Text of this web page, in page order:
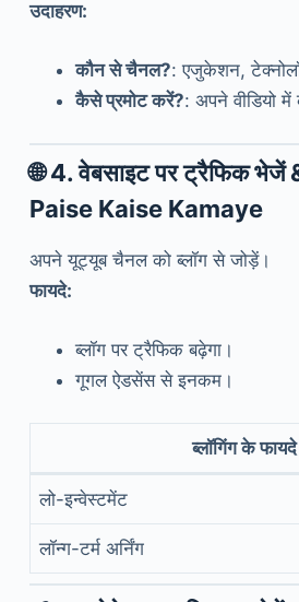
उदाहरण:
कौन से चैनल?: एजुकेशन,
कैसे प्रमोट करें?: अपने वीडियो में
🌐4. वेबसाइट पर ट्रैफिक भेजें
Paise Kaise Kamaye
अपने यूट्यूब चैनल को ब्लॉग से जोड़ें।
फायदे:
ब्लॉग पर ट्रैफिक बढ़ेगा।
गूगल ऐडसेंस से इनकम।
ब्लॉगिंग के फायदे
लो-इन्वेस्टमेंट
लॉन्ग-टर्म अर्निंग